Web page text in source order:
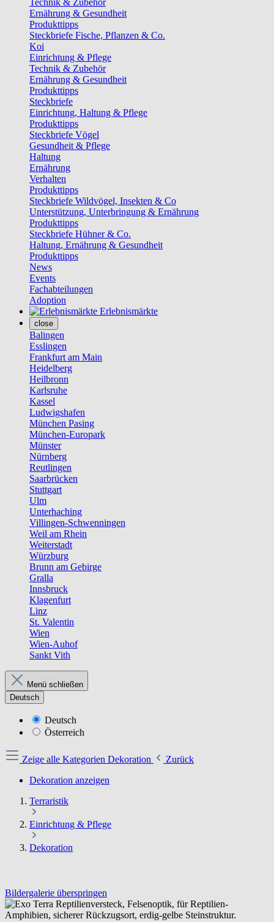
Technik & Zubehör
Ernährung & Gesundheit
Produkttipps
Steckbriefe Fische, Pflanzen & Co.
Koi
Einrichtung & Pflege
Technik & Zubehör
Ernährung & Gesundheit
Produkttipps
Steckbriefe
Einrichtung, Haltung & Pflege
Produkttipps
Steckbriefe Vögel
Gesundheit & Pflege
Haltung
Ernährung
Verhalten
Produkttipps
Steckbriefe Wildvögel, Insekten & Co
Unterstützung, Unterbringung & Ernährung
Produkttipps
Steckbriefe Hühner & Co.
Haltung, Ernährung & Gesundheit
Produkttipps
News
Events
Fachabteilungen
Adoption
Erlebnismärkte
close
Balingen
Esslingen
Frankfurt am Main
Heidelberg
Heilbronn
Karlsruhe
Kassel
Ludwigshafen
München Pasing
München-Europark
Münster
Nürnberg
Reutlingen
Saarbrücken
Stuttgart
Ulm
Unterhaching
Villingen-Schwenningen
Weil am Rhein
Weiterstadt
Würzburg
Brunn am Gebirge
Gralla
Innsbruck
Klagenfurt
Linz
St. Valentin
Wien
Wien-Auhof
Sankt Vith
Menü schließen
Deutsch
Deutsch
Österreich
Zeige alle Kategorien Dekoration
Zurück
Dekoration anzeigen
Terraristik
Einrichtung & Pflege
Dekoration
Bildergalerie überspringen